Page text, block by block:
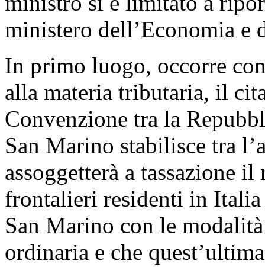
ministero dell’Economia e
In primo luogo, occorre
alla materia tributaria, il
Convenzione tra la
San Marino stabilisce tra
assoggetterà a tassazione
frontalieri residenti in
San Marino con le
ordinaria e che